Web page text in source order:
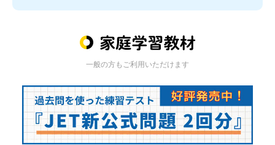
一般の方もご利用いただけます